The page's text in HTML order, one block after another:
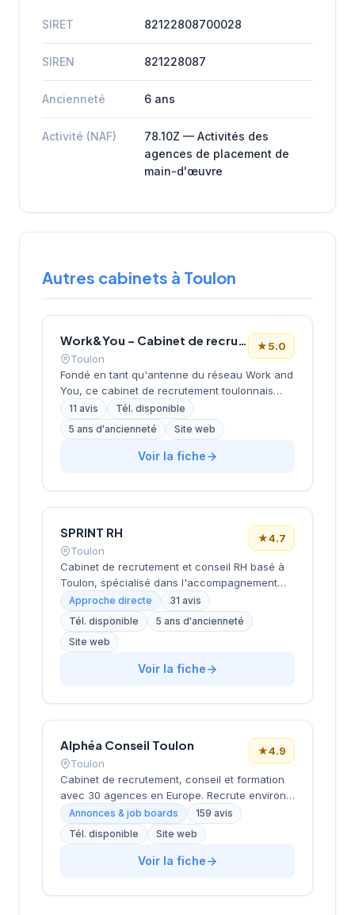
SIRET 82122808700028
SIREN 821228087
Ancienneté 6 ans
Activité (NAF)
78.10Z — Activités des
agences de placement de
main-d'œuvre
Autres cabinets à Toulon
Work&You – Cabinet de recrutement Toulon
Toulon
★5.0
Fondé en tant qu'antenne du réseau Work and
You, ce cabinet de recrutement toulonnais
développe ses activités sous la direction de
REAUD. La structure propose ses services de
recrutement et de conseil RH aux entreprises
du Var et de la région PACA. L'agence
confirme la qualité de son approche
relationnelle.
11 avis
Tél. disponible
5 ans d'ancienneté
Site web
Voir la fiche
SPRINT RH
Toulon
★4.7
Cabinet de recrutement et conseil RH basé à
Toulon, spécialisé dans l'accompagnement
des entreprises de la région Var. Offre des
services de recrutement, stratégie RH,
développement des compétences, gestion de
projets et services administratifs. Fort d'un
vivier de 4700 candidats et d'une expertise
particulière dans les secteurs agricole,
Approche directe
31 avis
Tél. disponible
5 ans d'ancienneté
Site web
Voir la fiche
Alphéa Conseil Toulon
Toulon
★4.9
Cabinet de recrutement, conseil et formation
avec 30 agences en Europe. Recrute environ
3 000 candidats par an avec un délai moyen
de 28 jours. Taux de satisfaction client de
93%. Présent notamment en France
métropolitaine (Toulon, Amiens, Bordeaux,
Annonces & job boards
159 avis
Tél. disponible
Site web
Voir la fiche